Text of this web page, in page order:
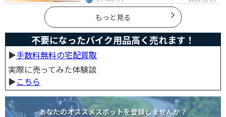
備しておきましょう。
もっと見る
不要になったバイク用品高く売れます！
▶︎手数料無料の宅配買取
実際に売ってみた体験談
▶︎こちら
あなたのオススメスポットを登録しませんか？